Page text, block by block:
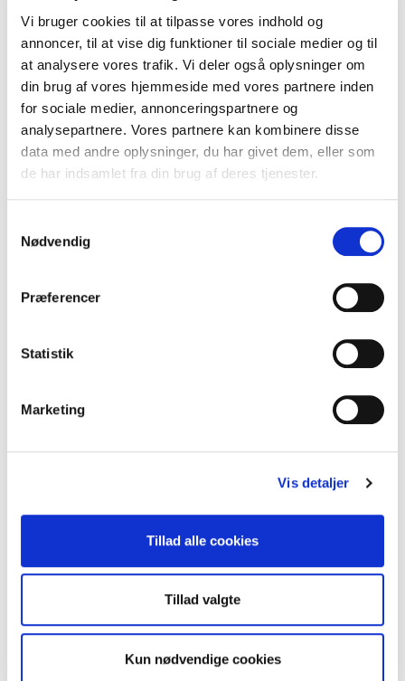
Vi bruger cookies til at tilpasse vores indhold og
annoncer, til at vise dig funktioner til sociale medier og til
at analysere vores trafik. Vi deler også oplysninger om
din brug af vores hjemmeside med vores partnere inden
for sociale medier, annonceringspartnere og
analysepartnere. Vores partnere kan kombinere disse
data med andre oplysninger, du har givet dem, eller som
de har indsamlet fra din brug af deres tjenester.
Nødvendig
Præferencer
Statistik
Marketing
Vis detaljer
Tillad alle cookies
Tillad valgte
Kun nødvendige cookies
CINQUE TERRE
ADVENTURE SPORT
i Garfagnana